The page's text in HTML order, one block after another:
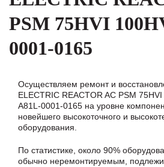
PSM 75HVI
0001-0165
Осуществляем ремонт и
ELECTRIC REACTOR AC PSM
A81L-0001-0165 на уровне
новейшего высокоточного и
оборудования.
По статистике, около 90%
обычно неремонтируемым,